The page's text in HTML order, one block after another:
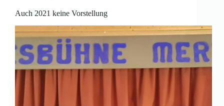
Auch 2021 keine Vorstellung